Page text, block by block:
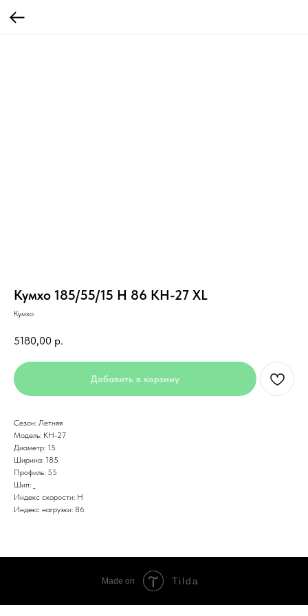
Кумхо 185/55/15 H 86 KH-27 XL
Кумхо
5180,00 р.
Добавить в корзину
Сезон: Летняя
Модель: KH-27
Диаметр: 15
Ширина: 185
Профиль: 55
Шип: _
Индекс скорости: H
Индекс нагрузки: 86
Made on Tilda